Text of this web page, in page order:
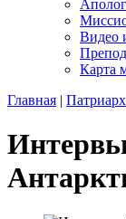
Видео
Карта
Главная |